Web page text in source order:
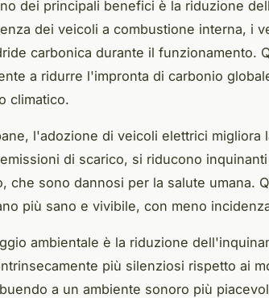
dei principali benefici è la riduzione
dei veicoli a combustione interna, i
carbonica durante il funzionamento.
a ridurre l'impronta di carbonio
climatico.
l'adozione di veicoli elettrici migliora
di scarico, si riducono
che sono dannosi per la salute umana.
più sano e vivibile, con meno
ambientale è la riduzione
più silenziosi rispetto ai
a un ambiente sonoro più